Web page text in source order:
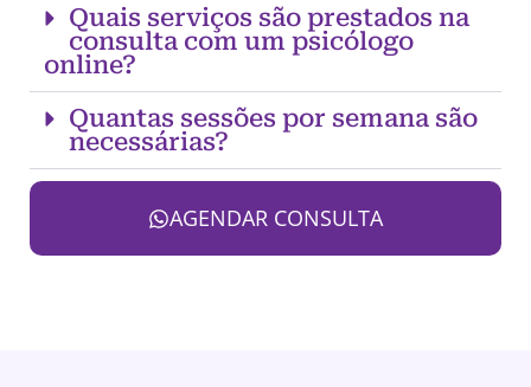
Quais serviços são prestados na
consulta com um psicólogo
online?
Quantas sessões por semana são
necessárias?
AGENDAR CONSULTA